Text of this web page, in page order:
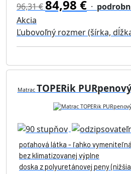
96,31 €84,98 € ·
Akcia
Ľubovoľný rozmer (šírka,
Matrac TOPERik
poťahová látka - ľahko
bez klimatizovanej výplne
doska z polyuretánovej peny